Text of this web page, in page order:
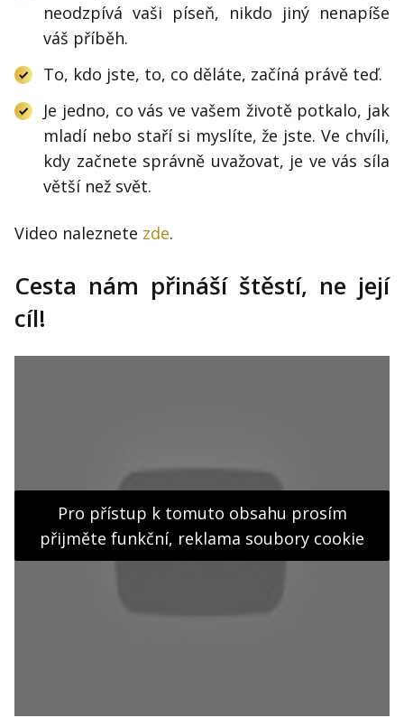
neodzpívá vaši píseň, nikdo jiný nenapíše
váš příběh.
To, kdo jste, to, co děláte, začíná právě teď.
Je jedno, co vás ve vašem životě potkalo, jak
mladí nebo staří si myslíte, že jste. Ve chvíli,
kdy začnete správně uvažovat, je ve vás síla
větší než svět.
Video naleznete zde.
Cesta nám přináší štěstí, ne její
cíl!
Pro přístup k tomuto obsahu prosím
přijměte funkční, reklama soubory cookie